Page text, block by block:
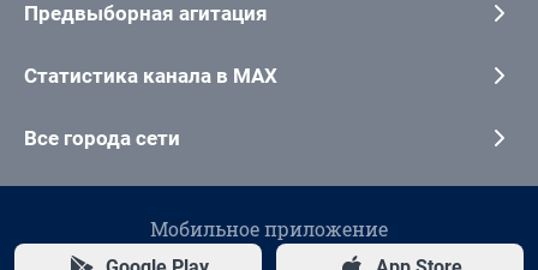
Предвыборная агитация
Статистика канала в MAX
Все города сети
Мобильное приложение